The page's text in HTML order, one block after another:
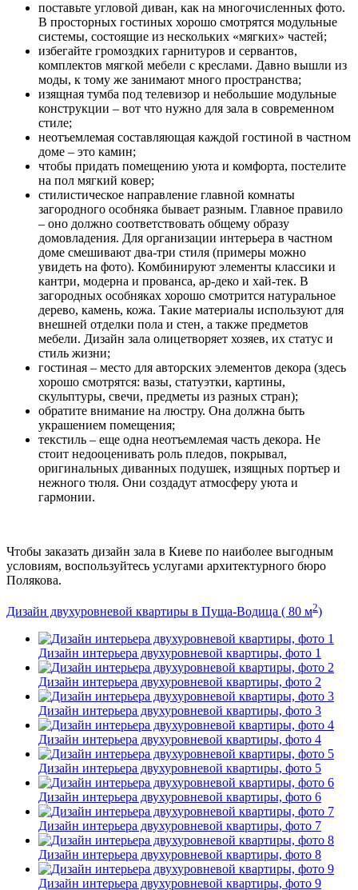
поставьте угловой диван, как на многочисленных фото.
В просторных гостиных хорошо смотрятся модульные
системы, состоящие из нескольких «мягких» частей;
избегайте громоздких гарнитуров и сервантов,
комплектов мягкой мебели с креслами. Давно вышли из
моды, к тому же занимают много пространства;
изящная тумба под телевизор и небольшие модульные
конструкции – вот что нужно для зала в современном
стиле;
неотъемлемая составляющая каждой гостиной в частном
доме – это камин;
чтобы придать помещению уюта и комфорта, постелите
на пол мягкий ковер;
стилистическое направление главной комнаты
загородного особняка бывает разным. Главное правило
– оно должно соответствовать общему образу
домовладения. Для организации интерьера в частном
доме смешивают два-три стиля (примеры можно
увидеть на фото). Комбинируют элементы классики и
кантри, модерна и прованса, ар-деко и хай-тек. В
загородных особняках хорошо смотрится натуральное
дерево, камень, кожа. Такие материалы используют для
внешней отделки пола и стен, а также предметов
мебели. Дизайн зала олицетворяет хозяев, их статус и
стиль жизни;
гостиная – место для авторских элементов декора (здесь
хорошо смотрятся: вазы, статуэтки, картины,
скульптуры, свечи, предметы из разных стран);
обратите внимание на люстру. Она должна быть
украшением помещения;
текстиль – еще одна неотъемлемая часть декора. Не
стоит недооценивать роль пледов, покрывал,
оригинальных диванных подушек, изящных портьер и
нежного тюля. Они создадут атмосферу уюта и
гармонии.
Чтобы заказать дизайн зала в Киеве по наиболее выгодным
условиям, воспользуйтесь услугами архитектурного бюро
Полякова.
Дизайн двухуровневой квартиры в Пуща-Водица ( 80 м2)
Дизайн интерьера двухуровневой квартиры, фото 1
Дизайн интерьера двухуровневой квартиры, фото 2
Дизайн интерьера двухуровневой квартиры, фото 3
Дизайн интерьера двухуровневой квартиры, фото 4
Дизайн интерьера двухуровневой квартиры, фото 5
Дизайн интерьера двухуровневой квартиры, фото 6
Дизайн интерьера двухуровневой квартиры, фото 7
Дизайн интерьера двухуровневой квартиры, фото 8
Дизайн интерьера двухуровневой квартиры, фото 9